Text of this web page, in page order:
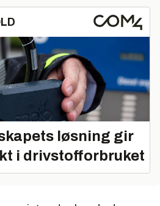
løsning gir
i drivstofforbruket